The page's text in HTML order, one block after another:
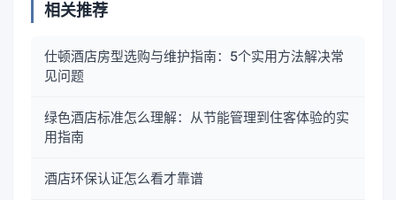
相关推荐
仕顿酒店房型选购与维护指南：5个实用方法解决常
见问题
绿色酒店标准怎么理解：从节能管理到住客体验的实
用指南
酒店环保认证怎么看才靠谱